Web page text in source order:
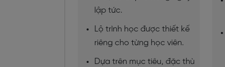
lập tức.
Lộ trình học được thiết kế
riêng cho từng học viên.
Dựa trên mục tiêu, đặc thù